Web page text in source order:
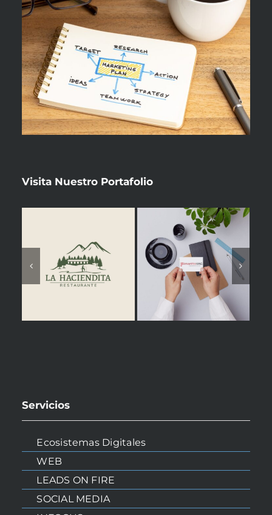
Visita Nuestro Portafolio
Servicios
Ecosistemas Digitales
WEB
LEADS ON FIRE
SOCIAL MEDIA
INICIO